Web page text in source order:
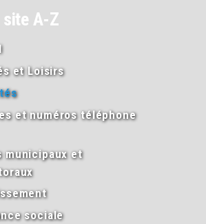
site A-Z
et Loisirs
et numéros téléphone
municipaux et
sociale